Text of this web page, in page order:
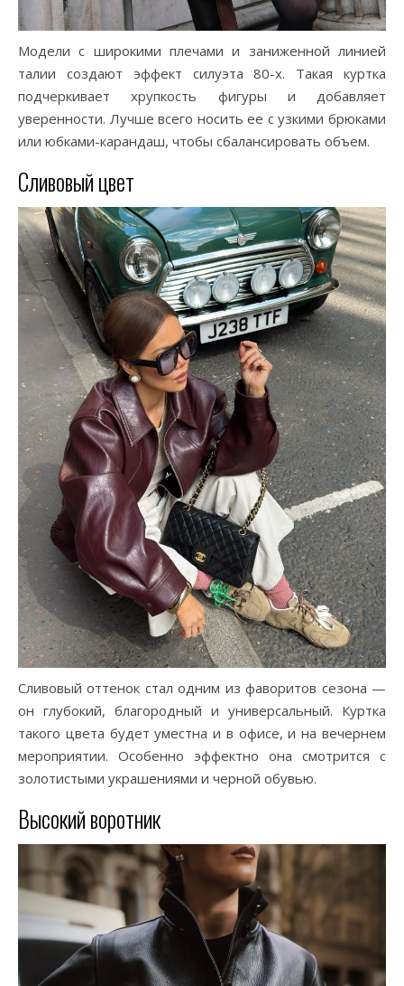
Модели с широкими плечами и заниженной линией
талии создают эффект силуэта 80-х. Такая куртка
подчеркивает хрупкость фигуры и добавляет
уверенности. Лучше всего носить ее с узкими брюками
или юбками-карандаш, чтобы сбалансировать объем.
Сливовый цвет
Сливовый оттенок стал одним из фаворитов сезона —
он глубокий, благородный и универсальный. Куртка
такого цвета будет уместна и в офисе, и на вечернем
мероприятии. Особенно эффектно она смотрится с
золотистыми украшениями и черной обувью.
Высокий воротник